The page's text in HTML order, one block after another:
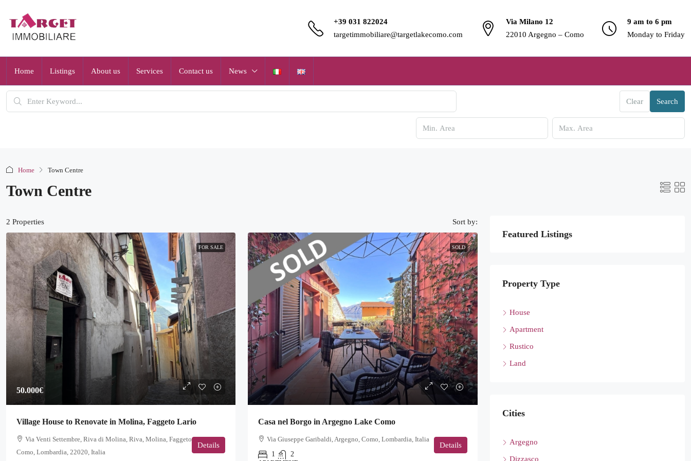
+39 031 822024
targetimmobiliare@targetlakecomo.com
Via Milano 12
22010 Argegno – Como
9 am to 6 pm
Monday to Friday
Home Listings About us Services Contact us News
Clear Search
Home Town Centre
Town Centre
2 Properties Sort by:
FOR SALE
50.000€
Village House to Renovate in Molina, Faggeto Lario
Via Venti Settembre, Riva di Molina, Riva, Molina, Faggeto Lario,
Como, Lombardia, 22020, Italia
Details
SOLD
Casa nel Borgo in Argegno Lake Como
Via Giuseppe Garibaldi, Argegno, Como, Lombardia, Italia
1
2
Details
Featured Listings
Property Type
House
Apartment
Rustico
Land
Cities
Argegno
Dizzasco